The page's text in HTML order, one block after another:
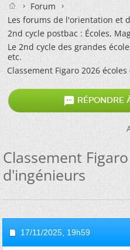
Forum
Les forums de l'orientation et
2nd cycle postbac : Écoles,
Le 2nd cycle des grandes
etc.
Classement Figaro 2026
 RÉPONDRE
Classement
d'ingénieurs
17/11/2025, 19h59